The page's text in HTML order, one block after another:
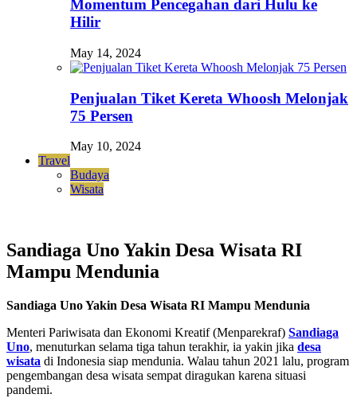
Momentum Pencegahan dari Hulu ke
Hilir
May 14, 2024
Penjualan Tiket Kereta Whoosh Melonjak
75 Persen
May 10, 2024
Travel
Budaya
Wisata
Sandiaga Uno Yakin Desa Wisata RI
Mampu Mendunia
Sandiaga Uno Yakin Desa Wisata RI Mampu Mendunia
Menteri Pariwisata dan Ekonomi Kreatif (Menparekraf) Sandiaga
Uno, menuturkan selama tiga tahun terakhir, ia yakin jika desa
wisata di Indonesia siap mendunia. Walau tahun 2021 lalu, program
pengembangan desa wisata sempat diragukan karena situasi
pandemi.